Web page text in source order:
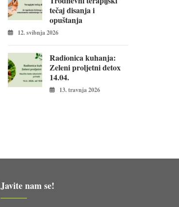
tečaj disanja i
opuštanja
12. svibnja 2026
Radionica kuhanja:
Zeleni proljetni detox
14.04.
13. travnja 2026
Javite nam se!